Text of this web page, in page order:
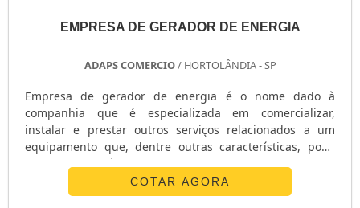
EMPRESA DE GERADOR DE ENERGIA
ADAPS COMERCIO/ HORTOLÂNDIA - SP
Empresa de gerador de energia é o nome dado à
companhia que é especializada em comercializar,
instalar e prestar outros serviços relacionados a um
equipamento que, dentre outras características, pode
contar com três diferentes e eficientes regimes de
funcionamento, que, por suas vezes, nada mais são do
que os tipos de aplicação dos geradores. São eles: Prime;
COTAR AGORA